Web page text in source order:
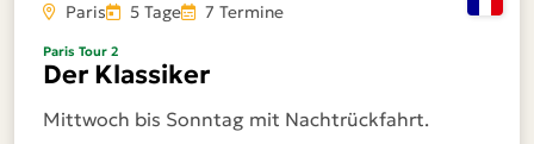
Paris 5 Tage 7 Termine
Paris Tour 2
Der Klassiker
Mittwoch bis Sonntag mit Nachtrückfahrt.